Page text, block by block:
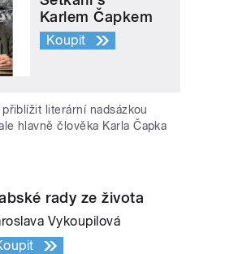
Karlem Čapkem
Koupit
literární nadsázkou
hlavně člověka Karla Čapka
rady ze života
Vykoupilová